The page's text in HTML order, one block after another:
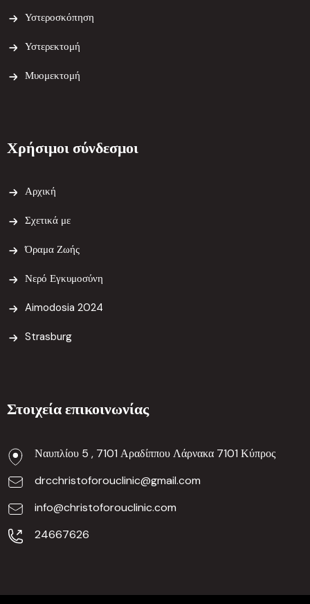
Υστεροσκόπηση
Υστερεκτομή
Μυομεκτομή
Χρήσιμοι σύνδεσμοι
Αρχική
Σχετικά με
Όραμα Ζωής
Νερό Εγκυμοσύνη
Aimodosia 2024
Strasburg
Στοιχεία επικοινωνίας
Ναυπλίου 5 , 7101 Αραδίππου Λάρνακα 7101 Κύπρος
drcchristoforouclinic@gmail.com
info@christoforouclinic.com
24667626